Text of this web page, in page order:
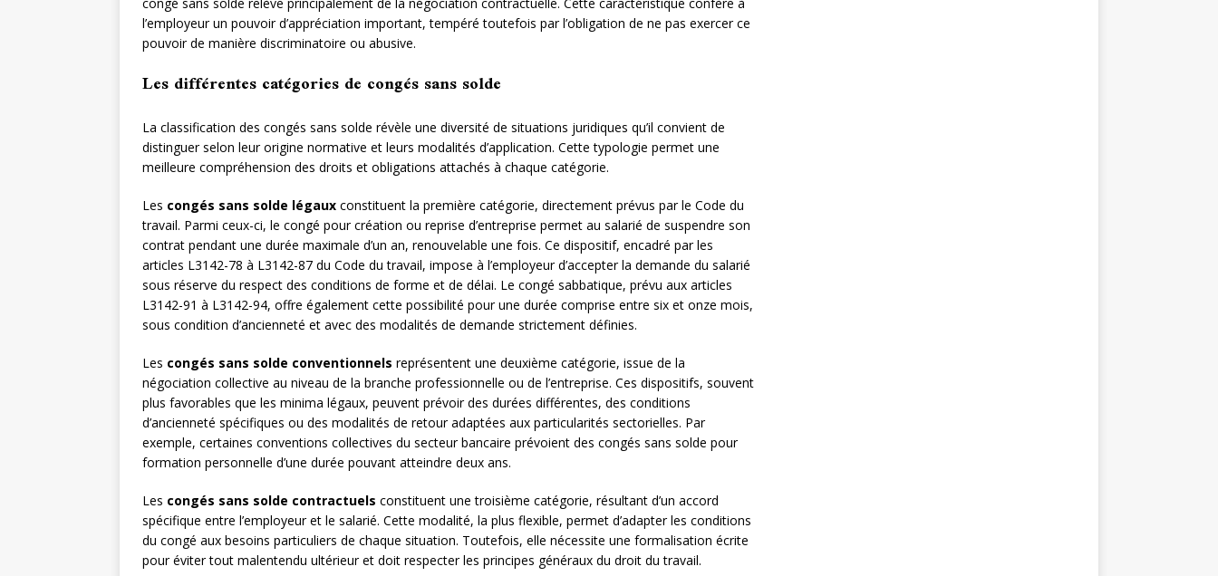
l’employeur un pouvoir d’appréciation important, tempéré toutefois par l’obligation de ne pas exercer ce
pouvoir de manière discriminatoire ou abusive.
Les différentes catégories de congés sans solde
La classification des congés sans solde révèle une diversité de situations juridiques qu’il convient de
distinguer selon leur origine normative et leurs modalités d’application. Cette typologie permet une
meilleure compréhension des droits et obligations attachés à chaque catégorie.
Les congés sans solde légaux constituent la première catégorie, directement prévus par le Code du
travail. Parmi ceux-ci, le congé pour création ou reprise d’entreprise permet au salarié de suspendre son
contrat pendant une durée maximale d’un an, renouvelable une fois. Ce dispositif, encadré par les
articles L3142-78 à L3142-87 du Code du travail, impose à l’employeur d’accepter la demande du salarié
sous réserve du respect des conditions de forme et de délai. Le congé sabbatique, prévu aux articles
L3142-91 à L3142-94, offre également cette possibilité pour une durée comprise entre six et onze mois,
sous condition d’ancienneté et avec des modalités de demande strictement définies.
Les congés sans solde conventionnels représentent une deuxième catégorie, issue de la
négociation collective au niveau de la branche professionnelle ou de l’entreprise. Ces dispositifs, souvent
plus favorables que les minima légaux, peuvent prévoir des durées différentes, des conditions
d’ancienneté spécifiques ou des modalités de retour adaptées aux particularités sectorielles. Par
exemple, certaines conventions collectives du secteur bancaire prévoient des congés sans solde pour
formation personnelle d’une durée pouvant atteindre deux ans.
Les congés sans solde contractuels constituent une troisième catégorie, résultant d’un accord
spécifique entre l’employeur et le salarié. Cette modalité, la plus flexible, permet d’adapter les conditions
du congé aux besoins particuliers de chaque situation. Toutefois, elle nécessite une formalisation écrite
pour éviter tout malentendu ultérieur et doit respecter les principes généraux du droit du travail.